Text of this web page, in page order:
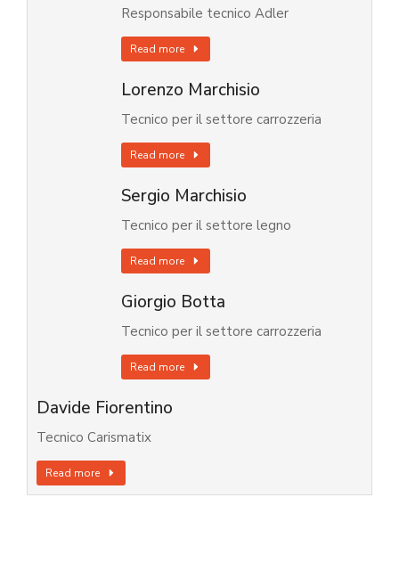
Responsabile tecnico Adler
Read more
Lorenzo Marchisio
Tecnico per il settore carrozzeria
Read more
Sergio Marchisio
Tecnico per il settore legno
Read more
Giorgio Botta
Tecnico per il settore carrozzeria
Read more
Davide Fiorentino
Tecnico Carismatix
Read more